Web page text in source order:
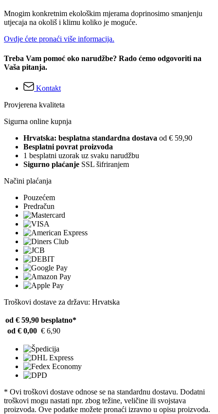
Mnogim konkretnim ekološkim mjerama doprinosimo smanjenju
utjecaja na okoliš i klimu koliko je moguće.
Ovdje ćete pronaći više informacija.
Treba Vam pomoć oko narudžbe? Rado ćemo odgovoriti na
Vaša pitanja.
Kontakt
Provjerena kvaliteta
Sigurna online kupnja
Hrvatska: besplatna standardna dostava od € 59,90
Besplatni povrat proizvoda
1 besplatni uzorak uz svaku narudžbu
Sigurno plaćanje SSL šifriranjem
Načini plaćanja
Pouzećem
Predračun
Troškovi dostave za državu: Hrvatska
od € 59,90 besplatno*
od € 0,00 € 6,90
* Ovi troškovi dostave odnose se na standardnu ​​dostavu. Dodatni
troškovi mogu nastati npr. zbog težine, veličine ili svojstava
proizvoda. Ove podatke možete pronaći izravno u opisu proizvoda.